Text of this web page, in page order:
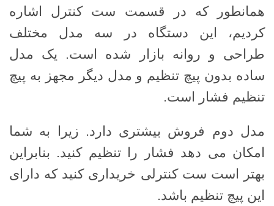
همانطور که در قسمت ست کنترل اشاره
کردیم، این دستگاه در سه مدل مختلف
طراحی و روانه بازار شده است. یک مدل
ساده بدون پیچ تنظیم و مدل دیگر مجهز به پیچ
تنظیم فشار است.
مدل دوم فروش بیشتری دارد. زیرا به شما
امکان می دهد فشار را تنظیم کنید. بنابراین
بهتر است ست کنترلی خریداری کنید که دارای
این پیچ تنظیم باشد.